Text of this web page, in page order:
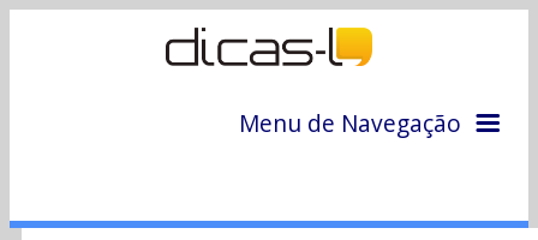
Menu de Navegação